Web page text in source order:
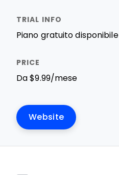
Piano gratuito disponibile
Da $9.99/mese
Website